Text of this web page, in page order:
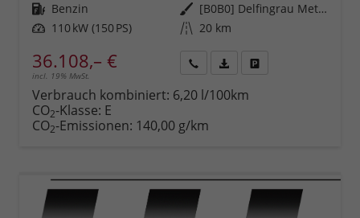
Kraftstoff Benzin Außenfarbe
[B0B0] Delfingrau Metallic
Leistung 110 kW (150 PS) Kilometerstand 20 km
36.108,– €
incl. 19% MwSt.
anfordern
Datei,
Verbrauch kombiniert: 6,20 l/100km
CO2-Klasse: E
CO2-Emissionen: 140,00 g/km